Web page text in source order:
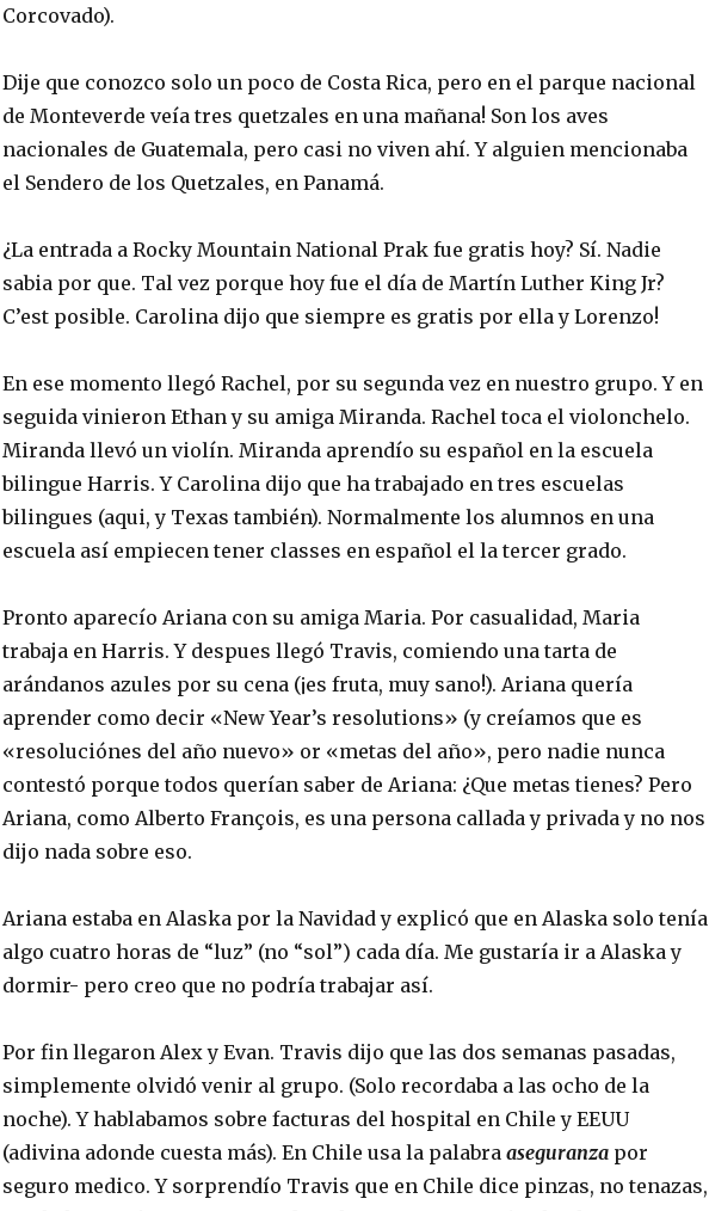
Corcovado).
Dije que conozco solo un poco de Costa Rica, pero en el parque nacional
de Monteverde veía tres quetzales en una mañana! Son los aves
nacionales de Guatemala, pero casi no viven ahí. Y alguien mencionaba
el Sendero de los Quetzales, en Panamá.
¿La entrada a Rocky Mountain National Prak fue gratis hoy? Sí. Nadie
sabia por que. Tal vez porque hoy fue el día de Martín Luther King Jr?
C’est posible. Carolina dijo que siempre es gratis por ella y Lorenzo!
En ese momento llegó Rachel, por su segunda vez en nuestro grupo. Y en
seguida vinieron Ethan y su amiga Miranda. Rachel toca el violonchelo.
Miranda llevó un violín. Miranda aprendío su español en la escuela
bilingue Harris. Y Carolina dijo que ha trabajado en tres escuelas
bilingues (aqui, y Texas también). Normalmente los alumnos en una
escuela así empiecen tener classes en español el la tercer grado.
Pronto aparecío Ariana con su amiga Maria. Por casualidad, Maria
trabaja en Harris. Y despues llegó Travis, comiendo una tarta de
arándanos azules por su cena (¡es fruta, muy sano!). Ariana quería
aprender como decir «New Year’s resolutions» (y creíamos que es
«resoluciónes del año nuevo» or «metas del año», pero nadie nunca
contestó porque todos querían saber de Ariana: ¿Que metas tienes? Pero
Ariana, como Alberto François, es una persona callada y privada y no nos
dijo nada sobre eso.
Ariana estaba en Alaska por la Navidad y explicó que en Alaska solo tenía
algo cuatro horas de “luz” (no “sol”) cada día. Me gustaría ir a Alaska y
dormir- pero creo que no podría trabajar así.
Por fin llegaron Alex y Evan. Travis dijo que las dos semanas pasadas,
simplemente olvidó venir al grupo. (Solo recordaba a las ocho de la
noche). Y hablabamos sobre facturas del hospital en Chile y EEUU
(adivina adonde cuesta más). En Chile usa la palabra aseguranza por
seguro medico. Y sorprendío Travis que en Chile dice pinzas, no tenazas,